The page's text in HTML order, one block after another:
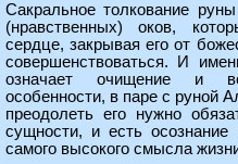
Сакральное толкование
(нравственных) оков,
сердце, закрывая его от
совершенствоваться. И
означает очищение и
особенности, в паре с руной
преодолеть его нужно
сущности, и есть осознание
самого высокого смысла